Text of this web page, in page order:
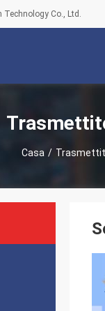
Technology Co., Ltd.
Casa /